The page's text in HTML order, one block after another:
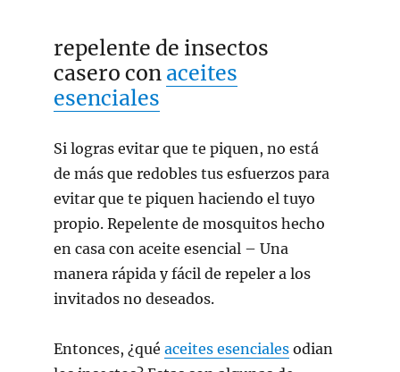
repelente de insectos
casero con aceites
esenciales
Si logras evitar que te piquen, no está
de más que redobles tus esfuerzos para
evitar que te piquen haciendo el tuyo
propio. Repelente de mosquitos hecho
en casa con aceite esencial – Una
manera rápida y fácil de repeler a los
invitados no deseados.
Entonces, ¿qué aceites esenciales odian